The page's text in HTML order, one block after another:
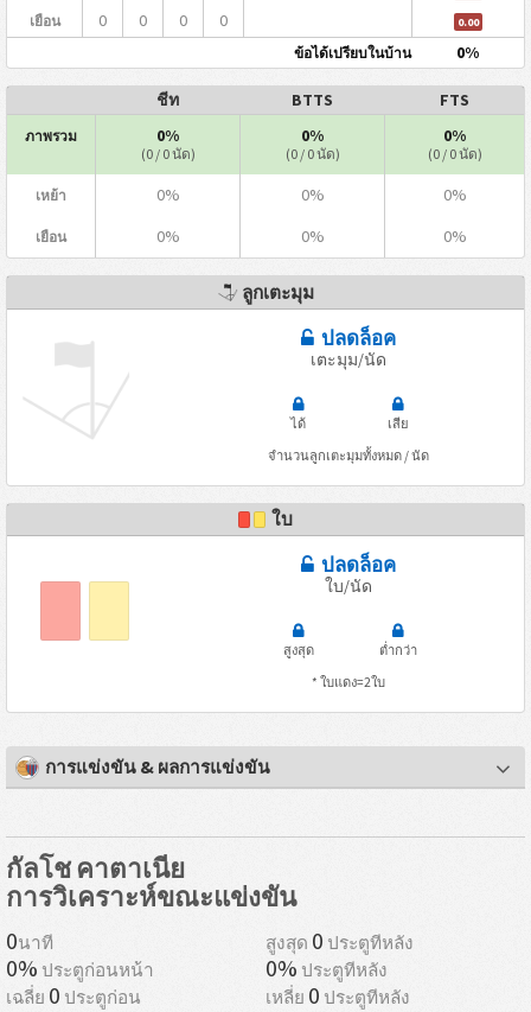
เยือน 0 0 0 0 0.00
ข้อได้เปรียบในบ้าน 0%
ชีท BTTS FTS
ภาพรวม 0%
(0 / 0 นัด)
0%
(0 / 0 นัด)
0%
(0 / 0 นัด)
เหย้า 0% 0% 0%
เยือน 0% 0% 0%
ลูกเตะมุม
ปลดล็อค
เตะมุม/นัด
ได้
เสีย
จำนวนลูกเตะมุมทั้งหมด / นัด
ใบ
ปลดล็อค
ใบ/นัด
สูงสุด
ต่ำกว่า
* ใบแดง=2ใบ
การแข่งขัน & ผลการแข่งขัน
กัลโช คาตาเนีย
การวิเคราะห์ขณะแข่งขัน
0นาที สูงสุด 0 ประตูทีหลัง
0% ประตูก่อนหน้า 0% ประตูทีหลัง
เฉลี่ย 0 ประตูก่อน เหลี่ย 0 ประตูทีหลัง